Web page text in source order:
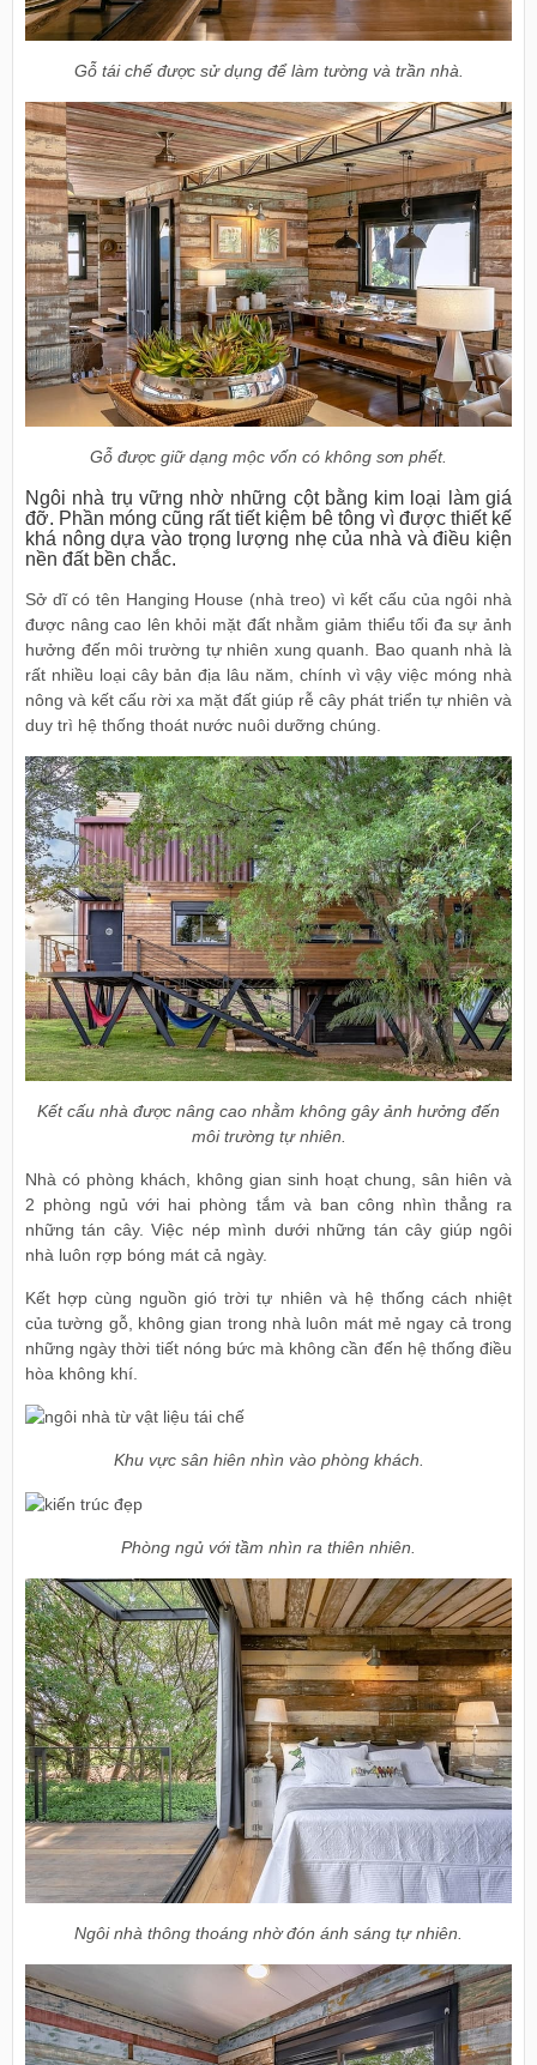
Gỗ tái chế được sử dụng để làm tường và trần nhà.
Gỗ được giữ dạng mộc vốn có không sơn phết.
Ngôi nhà trụ vững nhờ những cột bằng kim loại làm giá
đỡ. Phần móng cũng rất tiết kiệm bê tông vì được thiết kế
khá nông dựa vào trọng lượng nhẹ của nhà và điều kiện
nền đất bền chắc.
Sở dĩ có tên Hanging House (nhà treo) vì kết cấu của ngôi nhà
được nâng cao lên khỏi mặt đất nhằm giảm thiểu tối đa sự ảnh
hưởng đến môi trường tự nhiên xung quanh. Bao quanh nhà là
rất nhiều loại cây bản địa lâu năm, chính vì vậy việc móng nhà
nông và kết cấu rời xa mặt đất giúp rễ cây phát triển tự nhiên và
duy trì hệ thống thoát nước nuôi dưỡng chúng.
Kết cấu nhà được nâng cao nhằm không gây ảnh hưởng đến
môi trường tự nhiên.
Nhà có phòng khách, không gian sinh hoạt chung, sân hiên và
2 phòng ngủ với hai phòng tắm và ban công nhìn thẳng ra
những tán cây. Việc nép mình dưới những tán cây giúp ngôi
nhà luôn rợp bóng mát cả ngày.
Kết hợp cùng nguồn gió trời tự nhiên và hệ thống cách nhiệt
của tường gỗ, không gian trong nhà luôn mát mẻ ngay cả trong
những ngày thời tiết nóng bức mà không cần đến hệ thống điều
hòa không khí.
Khu vực sân hiên nhìn vào phòng khách.
Phòng ngủ với tầm nhìn ra thiên nhiên.
Ngôi nhà thông thoáng nhờ đón ánh sáng tự nhiên.